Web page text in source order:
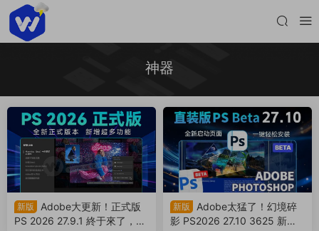
神器
新版
Adobe大更新！正式版
PS 2026 27.9.1 終于來了，Ai
新版
Adobe太猛了！幻境碎
影 PS2026 27.10 3625 新版